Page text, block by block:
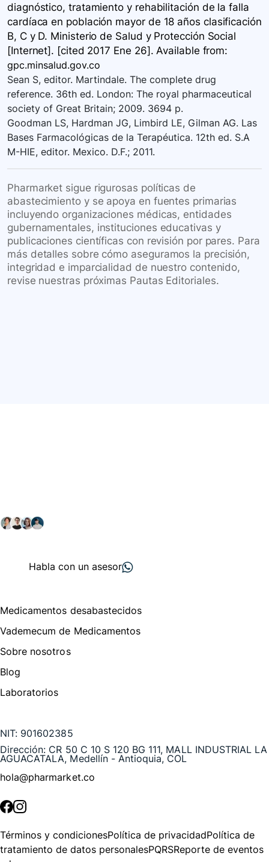
diagnóstico, tratamiento y rehabilitación de la falla
cardíaca en población mayor de 18 años clasificación
B, C y D. Ministerio de Salud y Protección Social
[Internet]. [cited 2017 Ene 26]. Available from:
gpc.minsalud.gov.co
Sean S, editor. Martindale. The complete drug
reference. 36th ed. London: The royal pharmaceutical
society of Great Britain; 2009. 3694 p.
Goodman LS, Hardman JG, Limbird LE, Gilman AG. Las
Bases Farmacológicas de la Terapéutica. 12th ed. S.A
M-HIE, editor. Mexico. D.F.; 2011.
Pharmarket sigue rigurosas políticas de
abastecimiento y se apoya en fuentes primarias
incluyendo organizaciones médicas, entidades
gubernamentales, instituciones educativas y
publicaciones científicas con revisión por pares. Para
más detalles sobre cómo aseguramos la precisión,
integridad e imparcialidad de nuestro contenido,
revise nuestras próximas Pautas Editoriales.
Habla con un asesor
Medicamentos desabastecidos
Vademecum de Medicamentos
Sobre nosotros
Blog
Laboratorios
NIT: 901602385
Dirección: CR 50 C 10 S 120 BG 111, MALL INDUSTRIAL LA
AGUACATALA, Medellín - Antioquia, COL
hola@pharmarket.co
Términos y condicionesPolítica de privacidadPolítica de
tratamiento de datos personalesPQRSReporte de eventos